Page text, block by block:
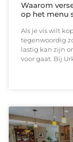
Waarom
op het menu
Als je vis wilt
tegenwoordig
lastig kan zijn
voor gaat. Bij